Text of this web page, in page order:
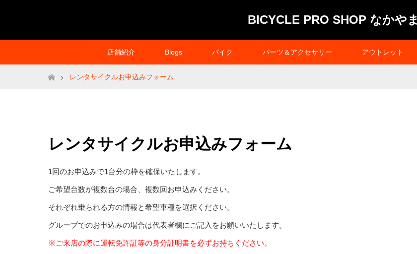
BICYCLE PRO SHOP なかやま
店舗紹介 Blogs バイク パーツ＆アクセサリー アウトレット
ホームレンタサイクルお申込みフォーム
レンタサイクルお申込みフォーム
1回のお申込みで1台分の枠を確保いたします。
ご希望台数が複数台の場合、複数回お申込みください。
それぞれ乗られる方の情報と希望車種を選択ください。
グループでのお申込みの場合は代表者欄にご記入をお願いいたします。
※ご来店の際に運転免許証等の身分証明書を必ずお持ちください。